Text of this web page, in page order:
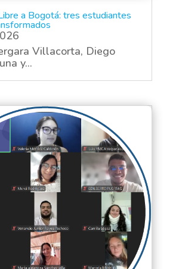
a Bogotá: tres estudiantes
Villacorta, Diego
y...